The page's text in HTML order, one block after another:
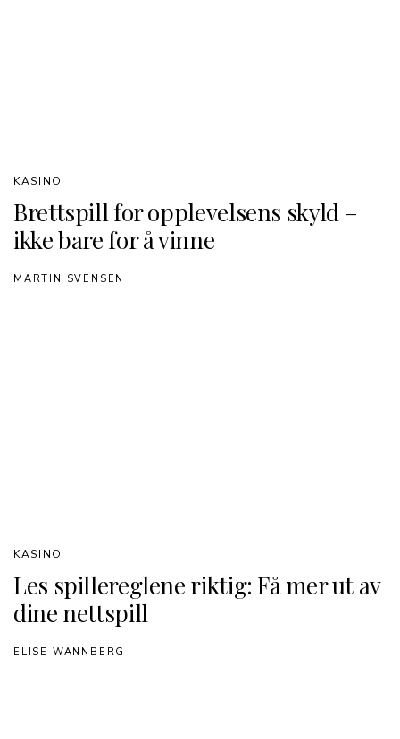
Brettspill for opplevelsens skyld –
ikke bare for å vinne
KASINO
MARTIN SVENSEN
Les spillereglene riktig: Få mer ut av
dine nettspill
KASINO
ELISE WANNBERG